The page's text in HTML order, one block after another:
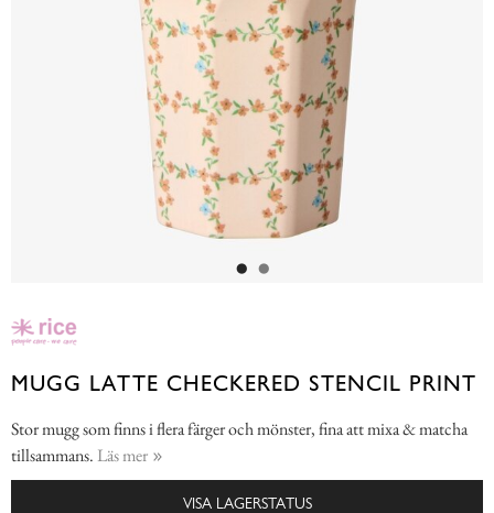
MUGG LATTE CHECKERED STENCIL PRINT
Stor mugg som finns i flera färger och mönster, fina att mixa & matcha
tillsammans. Läs mer
VISA LAGERSTATUS